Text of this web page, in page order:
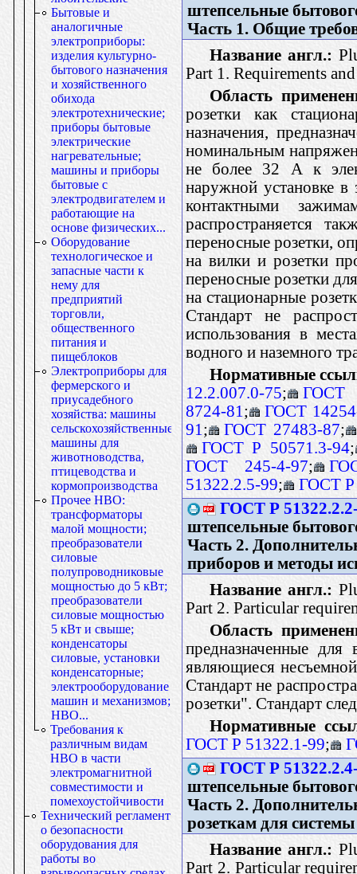
Бытовые и
аналогичные
электроприборы:
изделия культурно-
бытового назначения
и хозяйственного
обихода
электротехнические;
приборы бытовые
электрические
нагревательные;
машины и приборы
бытовые с
электродвигателем и
работающие на
основе физических...
Оборудование
технологическое и
запасные части к
нему для
предприятий
торговли,
общественного
питания и
пищеблоков
Электроприборы для
фермерского и
приусадебного
хозяйства: машины
сельскохозяйственные;
машины для
животноводства,
птицеводства и
кормопроизводства
Прочее НВО:
трансформаторы
малой мощности;
преобразователи
силовые
полупроводниковые
мощностью до 5 кВт;
преобразователи
силовые мощностью
5 кВт и свыше;
конденсаторы
силовые, установки
конденсаторные;
электрооборудование
машин и механизмов;
НВО...
Требования к
различным видам
НВО в части
электромагнитной
совместимости и
помехоустойчивости
Технический регламент
о безопасности
оборудования для
работы во
штепсельные
Часть 1. Общие
Название англ.:
Part 1. Requirements
Область
розетки как
назначения,
номинальным
не более 32 А к
наружной установке
контактными
распространяется
переносные розетки,
на вилки и розетки
переносные розетки
на стационарные
Стандарт не
использования в
водного и наземного
Нормативные
12.2.007.0-75;
ГОСТ
8724-81 ;
ГОСТ
91 ; ГОСТ 27483-87;
ГОСТ Р 50571.3-94;
ГОСТ 245-4-97;
51322.2.5-99;
ГОСТ Р
ГОСТ Р
штепсельные
Часть 2.
приборов и методы
Название англ.:
Part 2. Particular
Область
предназначенные
являющиеся
Стандарт не
розетки". Стандарт
Нормативные
ГОСТ Р 51322.1-99;
ГОСТ Р
штепсельные
Часть 2.
розеткам для
Название англ.:
Part 2. Particular